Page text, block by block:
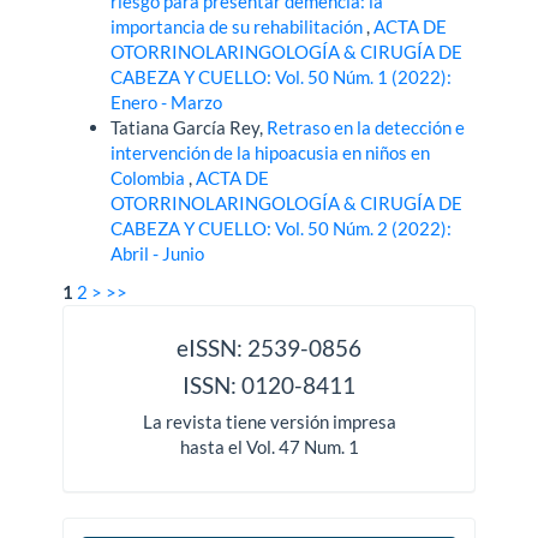
importancia de su rehabilitación,ACTA DE
OTORRINOLARINGOLOGÍA & CIRUGÍA DE
CABEZA Y CUELLO: Vol. 50 Núm. 1 (2022):
Enero - Marzo
Tatiana García Rey, Retraso en la detección e
intervención de la hipoacusia en niños en
Colombia,ACTA DE
OTORRINOLARINGOLOGÍA & CIRUGÍA DE
CABEZA Y CUELLO: Vol. 50 Núm. 2 (2022):
Abril - Junio
1 2 > >>
eISSN: 2539-0856
ISSN: 0120-8411
La revista tiene versión impresa
hasta el Vol. 47 Num. 1